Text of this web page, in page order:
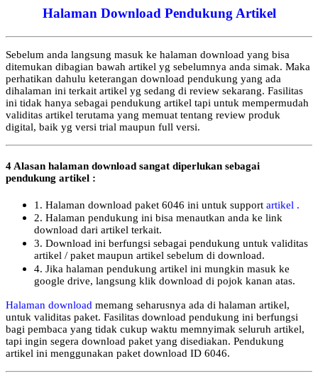
Halaman Download Pendukung Artikel
Sebelum anda langsung masuk ke halaman download yang bisa
ditemukan dibagian bawah artikel yg sebelumnya anda simak. Maka
perhatikan dahulu keterangan download pendukung yang ada
dihalaman ini terkait artikel yg sedang di review sekarang. Fasilitas
ini tidak hanya sebagai pendukung artikel tapi untuk mempermudah
validitas artikel terutama yang memuat tentang review produk
digital, baik yg versi trial maupun full versi.
4 Alasan halaman download sangat diperlukan sebagai
pendukung artikel :
1. Halaman download paket 6046 ini untuk support artikel .
2. Halaman pendukung ini bisa menautkan anda ke link
download dari artikel terkait.
3. Download ini berfungsi sebagai pendukung untuk validitas
artikel / paket maupun artikel sebelum di download.
4. Jika halaman pendukung artikel ini mungkin masuk ke
google drive, langsung klik download di pojok kanan atas.
Halaman download memang seharusnya ada di halaman artikel,
untuk validitas paket. Fasilitas download pendukung ini berfungsi
bagi pembaca yang tidak cukup waktu memnyimak seluruh artikel,
tapi ingin segera download paket yang disediakan. Pendukung
artikel ini menggunakan paket download ID 6046.